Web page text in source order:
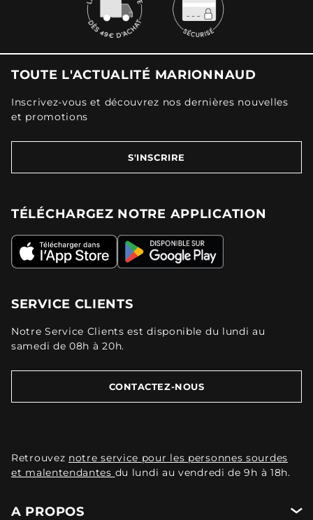
TOUTE L'ACTUALITÉ MARIONNAUD
Inscrivez-vous et découvrez nos dernières nouvelles
et promotions
S'INSCRIRE
TÉLÉCHARGEZ NOTRE APPLICATION
SERVICE CLIENTS
Notre Service Clients est disponible du lundi au
samedi de 08h à 20h.
CONTACTEZ-NOUS
Retrouvez notre service pour les personnes sourdes
et malentendantes du lundi au vendredi de 9h à 18h.
A PROPOS